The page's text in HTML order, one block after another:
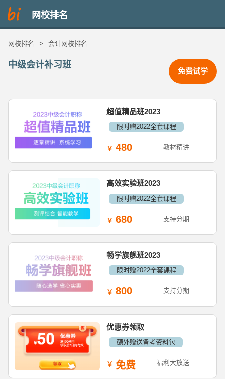
网校排名
网校排名 > 会计网校排名
中级会计补习班
免费试学
超值精品班2023
限时赠2022全套课程
480 教材精讲
高效实验班2023
限时赠2022全套课程
680 支持分期
畅学旗舰班2023
限时赠2022全套课程
800 支持分期
优惠券领取
额外赠送备考资料包
免费 福利大放送